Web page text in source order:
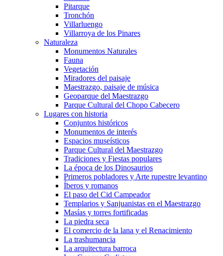
Pitarque
Tronchón
Villarluengo
Villarroya de los Pinares
Naturaleza
Monumentos Naturales
Fauna
Vegetación
Miradores del paisaje
Maestrazgo, paisaje de música
Geoparque del Maestrazgo
Parque Cultural del Chopo Cabecero
Lugares con historia
Conjuntos históricos
Monumentos de interés
Espacios museísticos
Parque Cultural del Maestrazgo
Tradiciones y Fiestas populares
La época de los Dinosaurios
Primeros pobladores y Arte rupestre levantino
Íberos y romanos
El paso del Cid Campeador
Templarios y Sanjuanistas en el Maestrazgo
Masías y torres fortificadas
La piedra seca
El comercio de la lana y el Renacimiento
La trashumancia
La arquitectura barroca